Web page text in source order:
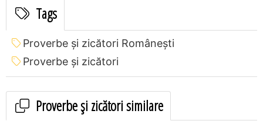
Tags
Proverbe și zicători Româneşti
Proverbe și zicători
Proverbe și zicători similare